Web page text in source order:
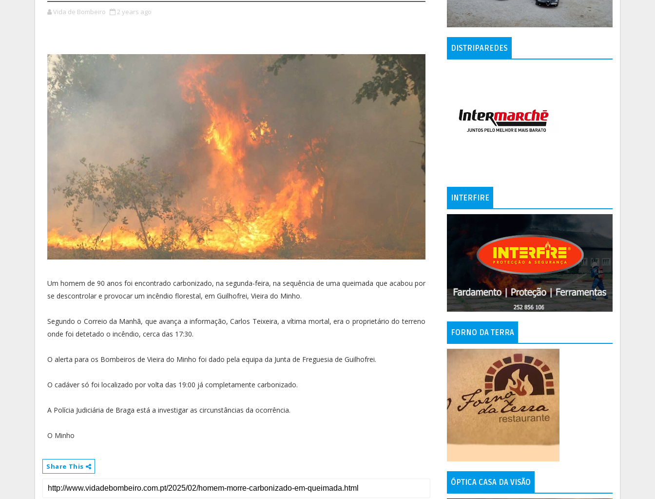
Vida de Bombeiro 2 years ago
Um homem de 90 anos foi encontrado carbonizado, na segunda-feira, na sequência de uma queimada que acabou por
se descontrolar e provocar um incêndio florestal, em Guilhofrei, Vieira do Minho.
Segundo o Correio da Manhã, que avança a informação, Carlos Teixeira, a vítima mortal, era o proprietário do terreno
onde foi detetado o incêndio, cerca das 17:30.
O alerta para os Bombeiros de Vieira do Minho foi dado pela equipa da Junta de Freguesia de Guilhofrei.
O cadáver só foi localizado por volta das 19:00 já completamente carbonizado.
A Polícia Judiciária de Braga está a investigar as circunstâncias da ocorrência.
O Minho
Share This
DISTRIPAREDES
INTERFIRE
FORNO DA TERRA
ÓPTICA CASA DA VISÃO